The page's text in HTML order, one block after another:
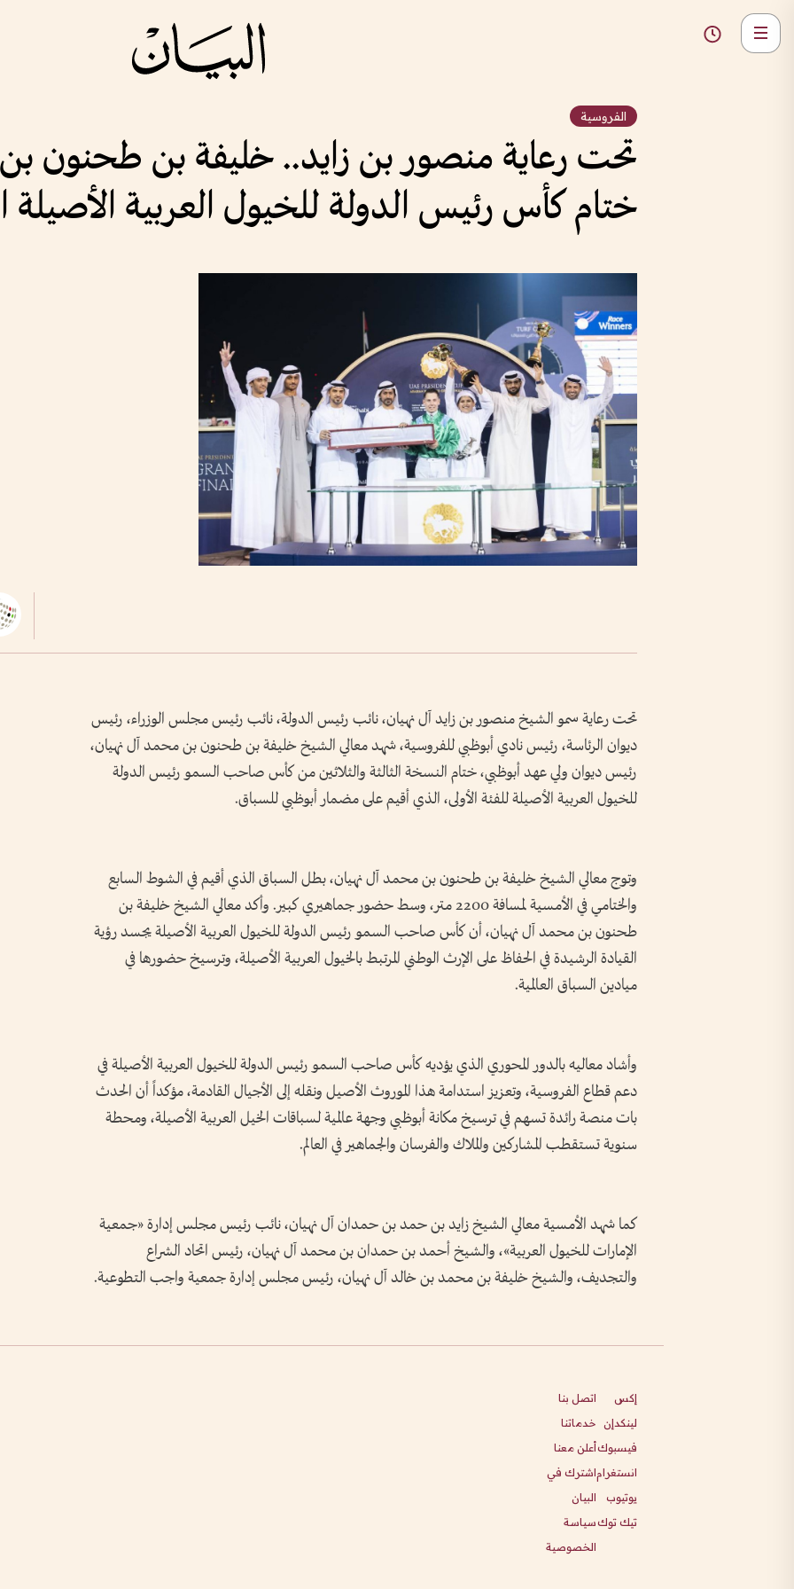
الفروسية
تحت رعاية منصور بن زايد.. خليفة بن طحنون
ختام كأس رئيس الدولة للخيول العربية الأصيلة الـ
تحت رعاية سمو الشيخ منصور بن زايد آل نهيان، نائب رئيس الدولة، نائب رئيس مجلس الوزراء، رئيس
ديوان الرئاسة، رئيس نادي أبوظبي للفروسية، شهد معالي الشيخ خليفة بن طحنون بن محمد آل نهيان،
رئيس ديوان ولي عهد أبوظبي، ختام النسخة الثالثة والثلاثين من كأس صاحب السمو رئيس الدولة
للخيول العربية الأصيلة للفئة الأولى، الذي أقيم على مضمار أبوظبي للسباق.
وتوج معالي الشيخ خليفة بن طحنون بن محمد آل نهيان، بطل السباق الذي أقيم في الشوط السابع
والختامي في الأمسية لمسافة 2200 متر، وسط حضور جماهيري كبير. وأكد معالي الشيخ خليفة بن
طحنون بن محمد آل نهيان، أن كأس صاحب السمو رئيس الدولة للخيول العربية الأصيلة يجسد رؤية
القيادة الرشيدة في الحفاظ على الإرث الوطني المرتبط بالخيول العربية الأصيلة، وترسيخ حضورها في
ميادين السباق العالمية.
وأشاد معاليه بالدور المحوري الذي يؤديه كأس صاحب السمو رئيس الدولة للخيول العربية الأصيلة في
دعم قطاع الفروسية، وتعزيز استدامة هذا الموروث الأصيل ونقله إلى الأجيال القادمة، مؤكداً أن الحدث
بات منصة رائدة تسهم في ترسيخ مكانة أبوظبي وجهة عالمية لسباقات الخيل العربية الأصيلة، ومحطة
سنوية تستقطب المشاركين والملاك والفرسان والجماهير في العالم.
كما شهد الأمسية معالي الشيخ زايد بن حمد بن حمدان آل نهيان، نائب رئيس ‏مجلس إدارة «‏جمعية
‏الإمارات للخيول ‏العربية»، والشيخ أحمد بن حمدان بن محمد آل نهيان، رئيس اتحاد الشراع
والتجديف، والشيخ خليفة بن محمد بن خالد آل نهيان، رئيس مجلس إدارة جمعية واجب التطوعية.
إكس
لينكدإن
فيسبوك
انستغرام
يوتيوب
تيك توك
اتصل بنا
خدماتنا
أعلن معنا
اشترك في
البيان
سياسة
الخصوصية